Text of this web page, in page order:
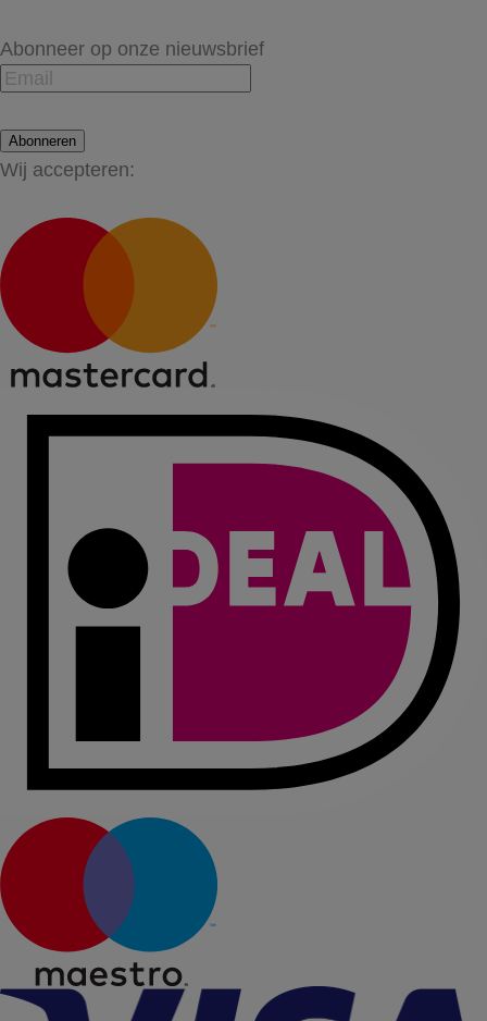
Abonneer op onze nieuwsbrief
Abonneren
Wij accepteren: